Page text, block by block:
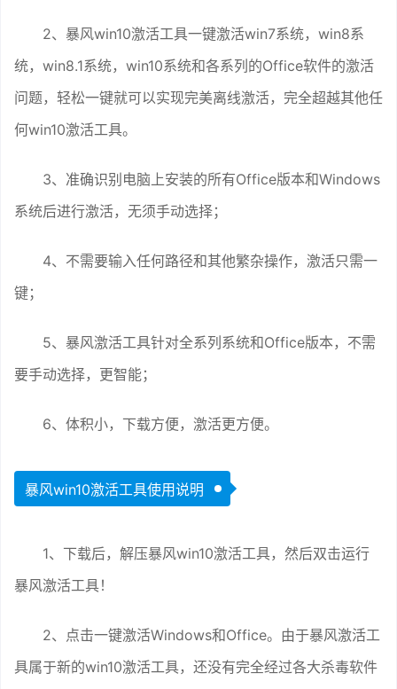
2、暴风win10激活工具一键激活win7系统，win8系
统，win8.1系统，win10系统和各系列的Office软件的激活
问题，轻松一键就可以实现完美离线激活，完全超越其他任
何win10激活工具。
3、准确识别电脑上安装的所有Office版本和Windows
系统后进行激活，无须手动选择；
4、不需要输入任何路径和其他繁杂操作，激活只需一
键；
5、暴风激活工具针对全系列系统和Office版本，不需
要手动选择，更智能；
6、体积小，下载方便，激活更方便。
暴风win10激活工具使用说明
1、下载后，解压暴风win10激活工具，然后双击运行
暴风激活工具！
2、点击一键激活Windows和Office。由于暴风激活工
具属于新的win10激活工具，还没有完全经过各大杀毒软件